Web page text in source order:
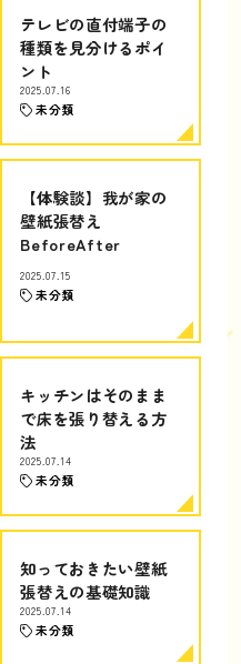
テレビの直付端子の
種類を見分けるポイ
ント
2025.07.16
未分類
【体験談】我が家の
壁紙張替え
BeforeAfter
2025.07.15
未分類
キッチンはそのまま
で床を張り替える方
法
2025.07.14
未分類
知っておきたい壁紙
張替えの基礎知識
2025.07.14
未分類